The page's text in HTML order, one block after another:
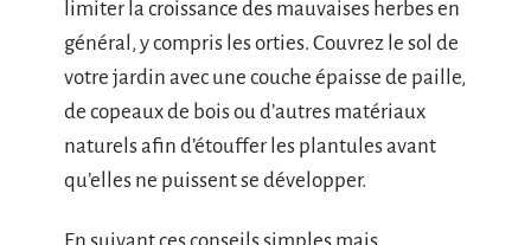
limiter la croissance des mauvaises herbes en
général, y compris les orties. Couvrez le sol de
votre jardin avec une couche épaisse de paille,
de copeaux de bois ou d’autres matériaux
naturels afin d’étouffer les plantules avant
qu’elles ne puissent se développer.